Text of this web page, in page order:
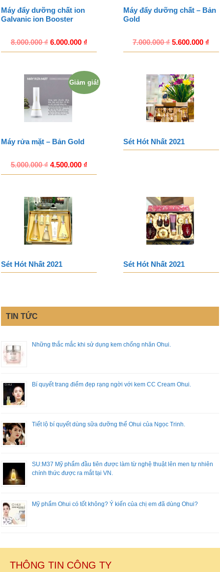
Máy đẩy dưỡng chất ion
Galvanic ion Booster
8.000.000₫ 6.000.000 ₫
Máy đẩy dưỡng chất – Bản
Gold
7.000.000₫ 5.600.000 ₫
Giảm giá!
Máy rửa mặt – Bản Gold
5.000.000₫ 4.500.000 ₫
Sét Hót Nhất 2021
Sét Hót Nhất 2021 Sét Hót Nhất 2021
TIN TỨC
Những thắc mắc khi sử dụng kem chống nhăn Ohui.
Bí quyết trang điểm đẹp rạng ngời với kem CC Cream Ohui.
Tiết lộ bí quyết dùng sữa dưỡng thể Ohui của Ngọc Trinh.
SU:M37 Mỹ phẩm đầu tiên được làm từ nghệ thuật lên men tự nhiên
chính thức được ra mắt tại VN.
Mỹ phẩm Ohui có tốt không? Ý kiến của chị em đã dùng Ohui?
THÔNG TIN CÔNG TY